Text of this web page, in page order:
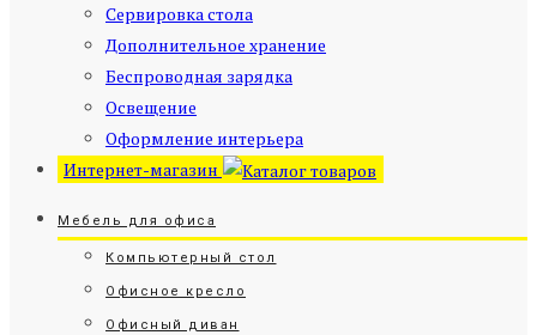
Сервировка стола
Дополнительное хранение
Беспроводная зарядка
Освещение
Оформление интерьера
Интернет-магазин
Мебель для офиса
Компьютерный стол
Офисное кресло
Офисный диван